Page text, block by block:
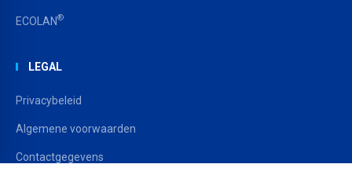
ECOLAN®
LEGAL
Privacybeleid
Algemene voorwaarden
Contactgegevens